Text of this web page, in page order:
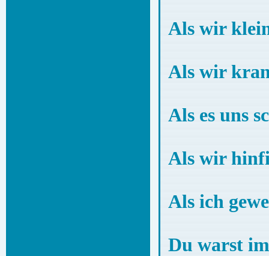
Als wir
Als wir
Als es uns
Als wir
Als ich
Du warst